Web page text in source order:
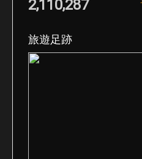
2,110,287
旅遊足跡